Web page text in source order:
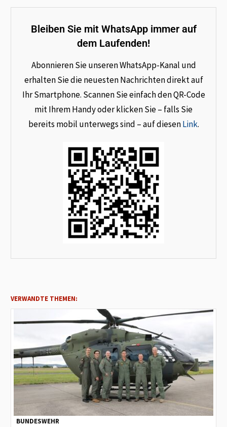
Bleiben Sie mit WhatsApp immer auf
dem Laufenden!
Abonnieren Sie unseren WhatsApp-Kanal und
erhalten Sie die neuesten Nachrichten direkt auf
Ihr Smartphone. Scannen Sie einfach den QR-Code
mit Ihrem Handy oder klicken Sie – falls Sie
bereits mobil unterwegs sind – auf diesenLink.
VERWANDTE THEMEN:
BUNDESWEHR